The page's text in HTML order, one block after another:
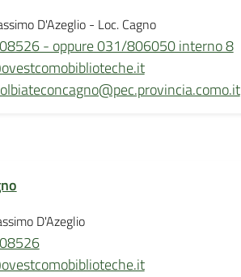
D'Azeglio - Loc. Cagno
- oppure 031/806050 interno 8
D'Azeglio